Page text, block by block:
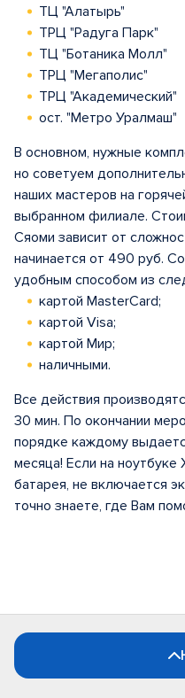
ТЦ "Алатырь"
ТРЦ "Радуга Парк"
ТЦ "Ботаника Молл"
ТРЦ "Мегаполис"
ТРЦ "Академический"
ост. "Метро Уралмаш"
В основном, нужные
но советуем
наших мастеров на
выбранном филиале.
Сяоми зависит от
начинается от 490 руб.
удобным способом из
картой MasterCard;
картой Visa;
картой Мир;
наличными.
Все действия
30 мин. По окончании
порядке каждому
месяца! Если на ноутбуке
батарея, не включается
точно знаете, где Вам